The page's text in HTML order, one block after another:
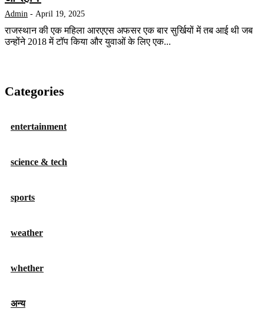
Admin - April 19, 2025
राजस्थान की एक महिला आरएएस अफसर एक बार सुर्खियों में तब आई थी जब
उन्होंने 2018 में टॉप किया और युवाओं के लिए एक...
Categories
entertainment
science & tech
sports
weather
whether
अन्य